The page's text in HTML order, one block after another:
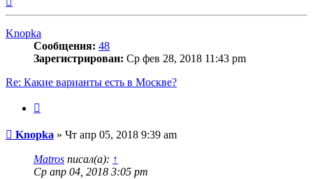
Knopka
Сообщения: 48
Зарегистрирован: Ср фев 28, 2018 11:43 pm
Re: Какие варианты есть в Москве?
Сообщение
Knopka » Чт апр 05, 2018 9:39 am
Matros писал(а): ↑
Ср апр 04, 2018 3:05 pm